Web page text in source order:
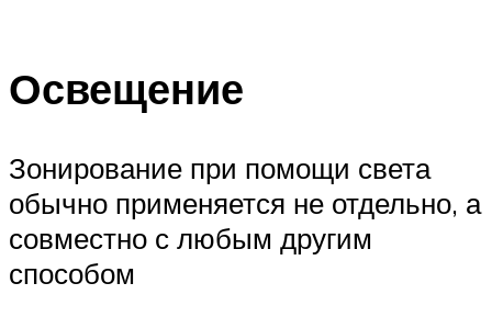
Освещение
Зонирование при помощи света
обычно применяется не отдельно, а
совместно с любым другим
способом